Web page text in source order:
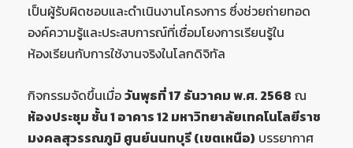
เป็นผู้รับผิดชอบและดำเนินงานโครงการ ซึ่งช่วยถ่ายทอด
องค์ความรู้และประสบการณ์ที่เชื่อมโยงการเรียนรู้ใน
ห้องเรียนกับการใช้งานจริงในโลกดิจิทัล
กิจกรรมจัดขึ้นเมื่อวันพุธที่ 17 ธันวาคม พ.ศ. 2568 ณ
ห้องประชุม ชั้น 1 อาคาร 12 มหาวิทยาลัยเทคโนโลยีราช
มงคลสุวรรณภูมิ ศูนย์นนทบุรี (เขตเหนือ) บรรยากาศ